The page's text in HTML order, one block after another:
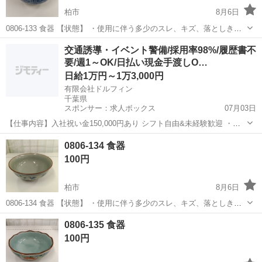
柏市
8月6日
0806-133 食器 【状態】 ・使用に伴う多少のスレ、キズ、落としきれ
ない汚れなどございます ・詳細は現地でご確認ください ・お値引きは
出来かねますのでご了承願います ※中古品のため、状態についてはご
食器 現地
交通誘導・イベント警備/採用率98%/履歴書不
要/週1～OK/日払い現金手渡しO…
日給1万円～1万3,000円
有限会社ドルフィン
千葉県
スポンサー：求人ボックス
07月03日
【仕事内容】入社祝い金150,000円あり シフト自由&未経験歓迎
・直
行直帰OK ・一部車・自転車・バイク通勤OK ・週1～OK ・日払い・
週払いOK、現金手渡しも可能です! <仕事内容> 建築・土木工事現場
で...
アルバイト・パート
0806-134 食器
100円
柏市
8月6日
0806-134 食器 【状態】 ・使用に伴う多少のスレ、キズ、落としきれ
ない汚れなどございます ・詳細は現地でご確認ください ・お値引きは
出来かねますのでご了承願います ※中古品のため、状態についてはご
理...
千葉 柏市 食器 現地
0806-135 食器
100円